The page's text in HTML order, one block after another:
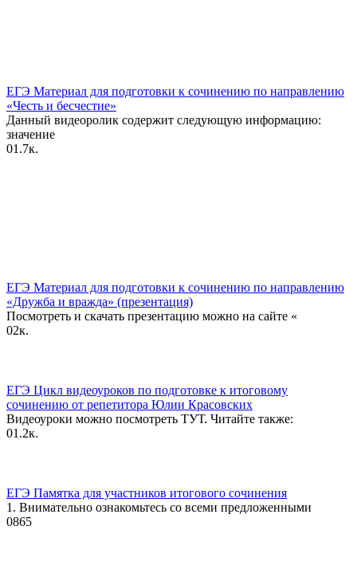
ЕГЭ Материал для подготовки к сочинению по направлению
«Честь и бесчестие»
Данный видеоролик содержит следующую информацию:
значение
01.7к.
ЕГЭ Материал для подготовки к сочинению по направлению
«Дружба и вражда» (презентация)
Посмотреть и скачать презентацию можно на сайте «
02к.
ЕГЭ Цикл видеоуроков по подготовке к итоговому
сочинению от репетитора Юлии Красовских
Видеоуроки можно посмотреть ТУТ. Читайте также:
01.2к.
ЕГЭ Памятка для участников итогового сочинения
1. Внимательно ознакомьтесь со всеми предложенными
0865